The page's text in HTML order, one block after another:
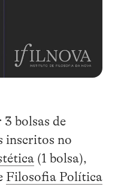
bolsas de
inscritos no
(1 bolsa),
Filosofia Política